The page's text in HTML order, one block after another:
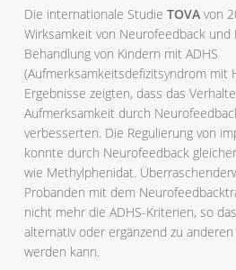
Die internationale Studie TOVAvon
Wirksamkeit von Neurofeedback
Behandlung von Kindern mit ADHS
(Aufmerksamkeitsdefizitsyndrom mit
Ergebnisse zeigten, dass das
Aufmerksamkeit durch
verbesserten. Die Regulierung von
konnte durch Neurofeedback
wie Methylphenidat.
Probanden mit dem
nicht mehr die ADHS-Kriterien, so
alternativ oder ergänzend zu
werden kann.